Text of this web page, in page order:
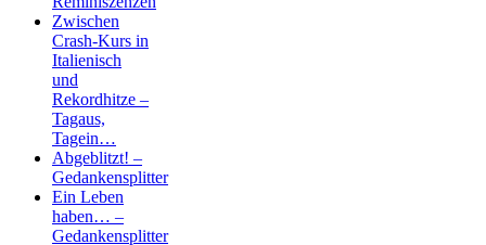
Zwischen
Crash-Kurs in
Italienisch
und
Rekordhitze –
Tagaus,
Tagein…
Abgeblitzt! –
Gedankensplitter
Ein Leben
haben… –
Gedankensplitter